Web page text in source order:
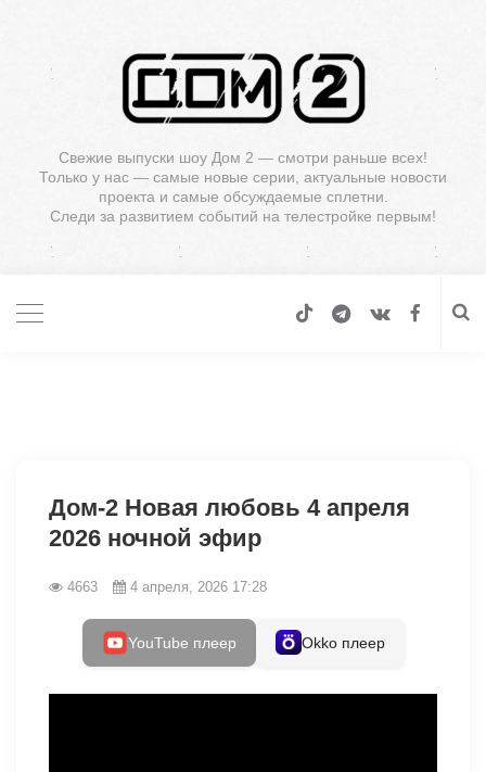
Свежие выпуски шоу Дом 2 — смотри раньше всех!
Только у нас — самые новые серии, актуальные новости
проекта и самые обсуждаемые сплетни.
Следи за развитием событий на телестройке первым!
Дом-2 Новая любовь 4 апреля
2026 ночной эфир
4663 4 апреля, 2026 17:28
YouTube плеер Okko плеер